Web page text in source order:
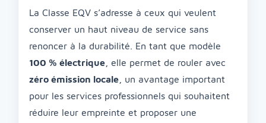
La Classe EQV s’adresse à ceux qui veulent
conserver un haut niveau de service sans
renoncer à la durabilité. En tant que modèle
100 % électrique , elle permet de rouler avec
zéro émission locale , un avantage important
pour les services professionnels qui souhaitent
réduire leur empreinte et proposer une